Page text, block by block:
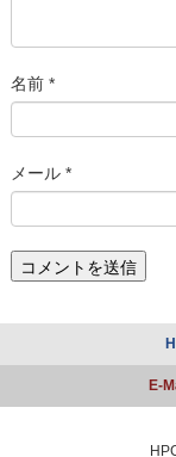
名前 *
メール *
E-